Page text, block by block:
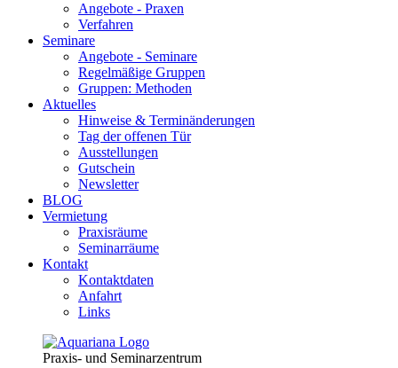
Angebote - Praxen
Verfahren
Seminare
Angebote - Seminare
Regelmäßige Gruppen
Gruppen: Methoden
Aktuelles
Hinweise & Terminänderungen
Tag der offenen Tür
Ausstellungen
Gutschein
Newsletter
BLOG
Vermietung
Praxisräume
Seminarräume
Kontakt
Kontaktdaten
Anfahrt
Links
Praxis- und Seminarzentrum